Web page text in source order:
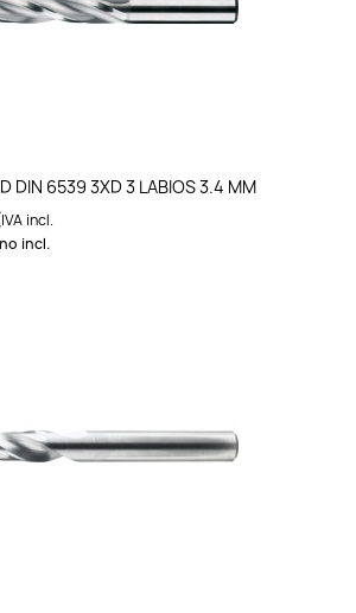
DIN 6539 3XD 3 LABIOS 3.4 MM
IVA incl.
incl.